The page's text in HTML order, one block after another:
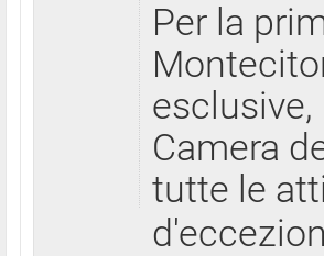
Per la
Camera
tutte le